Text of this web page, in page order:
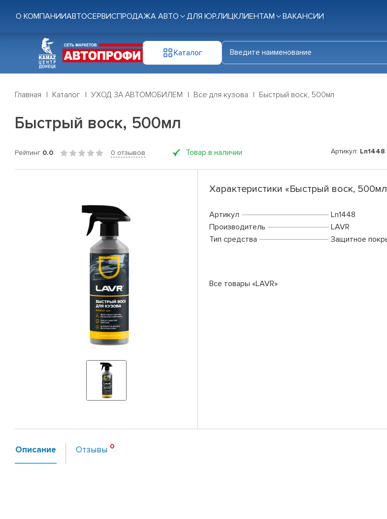
О КОМПАНИИАВТОСЕРВИСПРОДАЖА АВТО ДЛЯ ЮР.ЛИЦКЛИЕНТАМ ВАКАНСИИ
Каталог
Главная Каталог УХОД ЗА АВТОМОБИЛЕМ Все для кузова Быстрый воск, 500мл
Быстрый воск, 500мл
Рейтинг 0.0 0 отзывов Товар в наличии Артикул: Ln1448
Характеристики «Быстрый воск,
Артикул
Ln1448
Производитель
LAVR
Тип средства
Защитное
Все товары «LAVR»
Описание Отзывы